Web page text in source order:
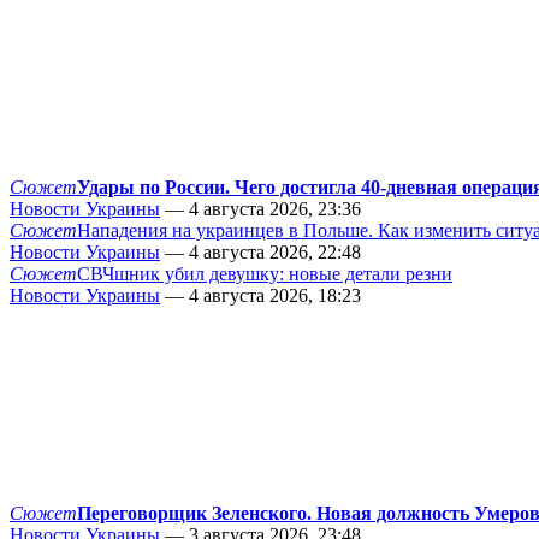
СюжетУдары по России. Чего достигла 40-дневная
Новости Украины — 4 августа 2026, 23:36
СюжетНападения на украинцев в Польше. Как изменить
Новости Украины — 4 августа 2026, 22:48
СюжетСВЧшник убил девушку: новые детали резни
Новости Украины — 4 августа 2026, 18:23
СюжетПереговорщик Зеленского. Новая должность